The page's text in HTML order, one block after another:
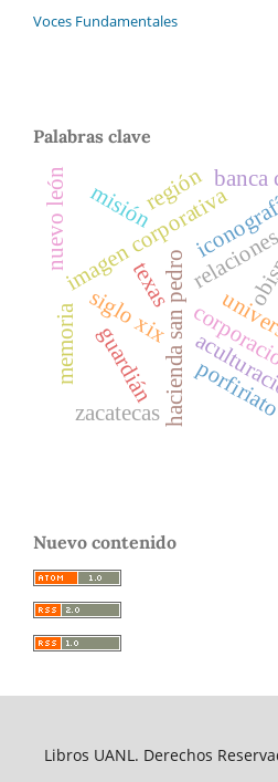
Voces Fundamentales
Palabras clave
hacienda san pedro
imagen corporativa
siglo xix
misión
guardián
nuevo león
zacatecas
banca
región
memoria
texas
Nuevo contenido
Libros UANL. Derechos